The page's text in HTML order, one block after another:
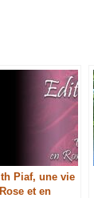
Piaf, une vie
et en